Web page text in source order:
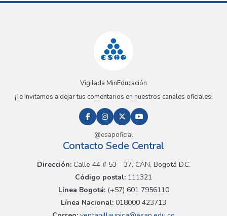
Vigilada MinEducación
¡Te invitamos a dejar tus comentarios en nuestros canales oficiales!
@esapoficial
Contacto Sede Central
Dirección:Calle 44 # 53 - 37, CAN, Bogotá D.C.
Código postal: 111321
Línea Bogotá:(+57) 601 7956110
Línea Nacional: 018000 423713